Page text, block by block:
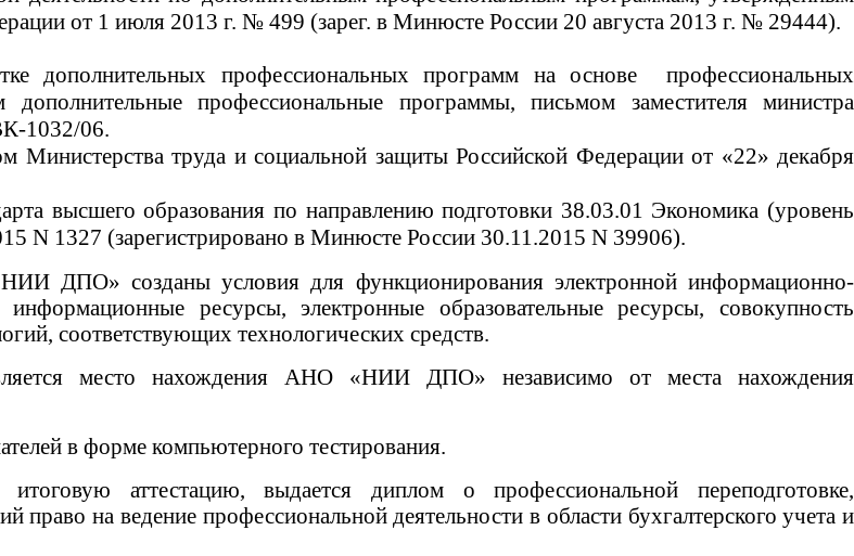
от 1 июля 2013 г. № 499 (зарег. в Минюсте России 20 августа 2013 г. № 29444).
дополнительных профессиональных программ на основе профессиональных
дополнительные профессиональные программы, письмом заместителя министра
1032/06.
Министерства труда и социальной защиты Российской Федерации от «22» декабря
высшего образования по направлению подготовки 38.03.01 Экономика (уровень
N 1327 (зарегистрировано в Минюсте России 30.11.2015 N 39906).
ДПО» созданы условия для функционирования электронной информационно-
ресурсы, электронные образовательные ресурсы, совокупность
соответствующих технологических средств.
место нахождения АНО «НИИ ДПО» независимо от места нахождения
в форме компьютерного тестирования.
аттестацию, выдается диплом о профессиональной переподготовке,
на ведение профессиональной деятельности в области бухгалтерского учета и